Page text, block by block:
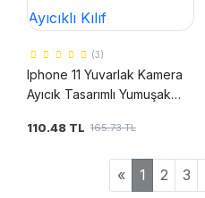
(3)
Iphone 11 Yuvarlak Kamera
Ayıcık Tasarımlı Yumuşak
Ayıcıklı Kılıf
110.48 TL 165.73 TL
« 1 2 3